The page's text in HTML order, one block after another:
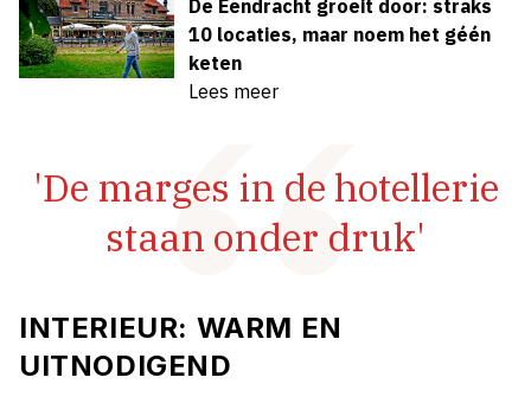
De Eendracht groeit door: straks
10 locaties, maar noem het géén
keten
Lees meer
'De marges in de hotellerie
staan onder druk'
INTERIEUR: WARM EN
UITNODIGEND